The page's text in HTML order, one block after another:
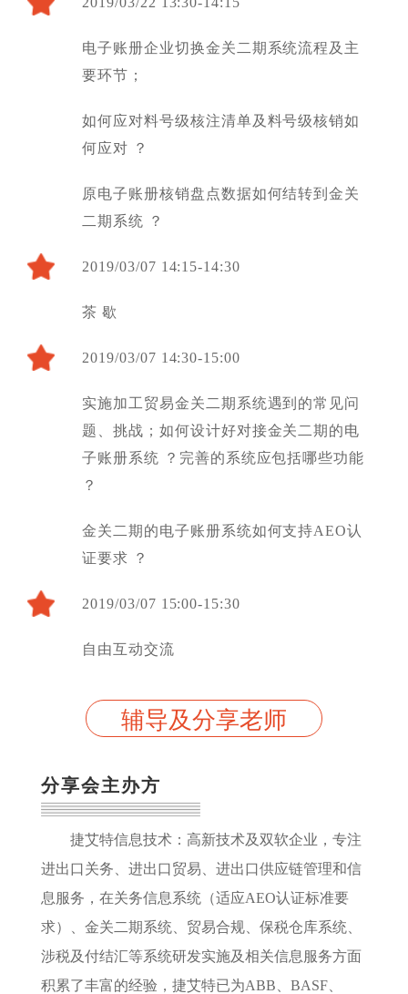
电子账册企业切换金关二期系统流程及主
要环节；
如何应对料号级核注清单及料号级核销如
何应对 ？
原电子账册核销盘点数据如何结转到金关
二期系统 ？
2019/03/07 14:15-14:30
茶 歇
2019/03/07 14:30-15:00
实施加工贸易金关二期系统遇到的常见问
题、挑战；如何设计好对接金关二期的电
子账册系统 ？完善的系统应包括哪些功能
？
金关二期的电子账册系统如何支持AEO认
证要求 ？
2019/03/07 15:00-15:30
自由互动交流
辅导及分享老师
分享会主办方
捷艾特信息技术：高新技术及双软企业，专注
进出口关务、进出口贸易、进出口供应链管理和信
息服务，在关务信息系统（适应AEO认证标准要
求）、金关二期系统、贸易合规、保税仓库系统、
涉税及付结汇等系统研发实施及相关信息服务方面
积累了丰富的经验，捷艾特已为ABB、BASF、